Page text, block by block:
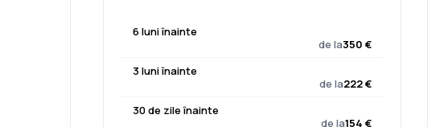
6 luni înainte
de la350 €
3 luni înainte
de la222 €
30 de zile înainte
de la154 €